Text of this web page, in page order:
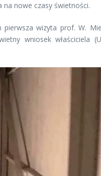
na nowe czasy świetności.
wizyta prof. W.
wniosek właściciela